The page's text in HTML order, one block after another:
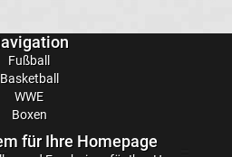
Fußball
Basketball
WWE
Boxen
für Ihre Homepage